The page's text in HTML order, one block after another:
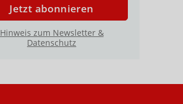
Jetzt abonnieren
Hinweis zum Newsletter &
Datenschutz